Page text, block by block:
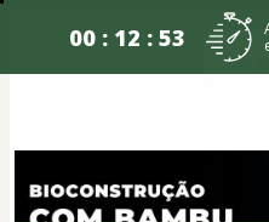
00 : 12 : 53